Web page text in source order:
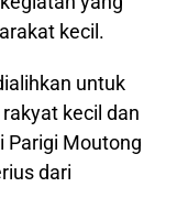
kecil.
untuk
kecil dan
Parigi Moutong
dari